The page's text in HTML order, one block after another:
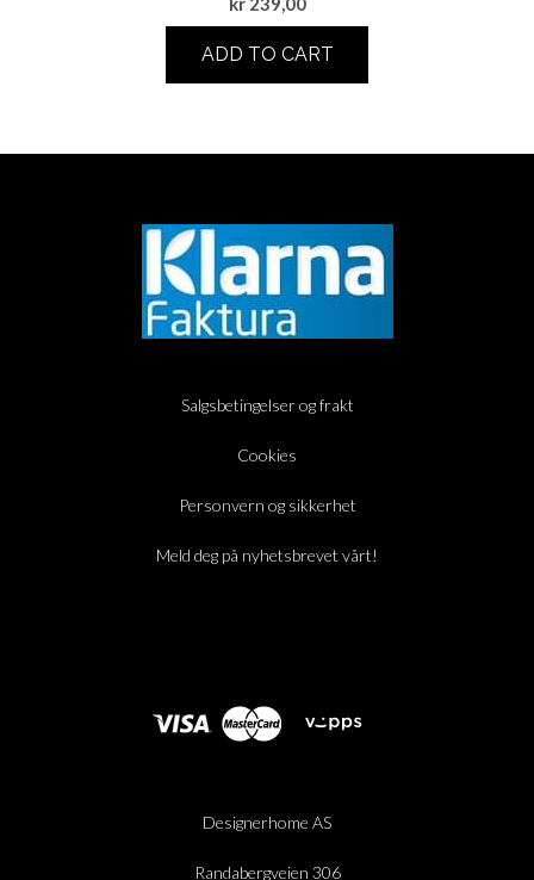
ADD TO CART
Salgsbetingelser og frakt
Cookies
Personvern og sikkerhet
Meld deg på nyhetsbrevet vårt!
Designerhome AS
Randabergveien 306